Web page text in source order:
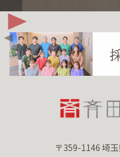
〒359-1146 埼